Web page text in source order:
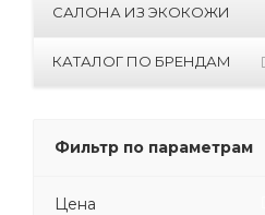
САЛОНА ИЗ ЭКОКОЖИ
КАТАЛОГ ПО БРЕНДАМ
Фильтр по параметрам
Цена